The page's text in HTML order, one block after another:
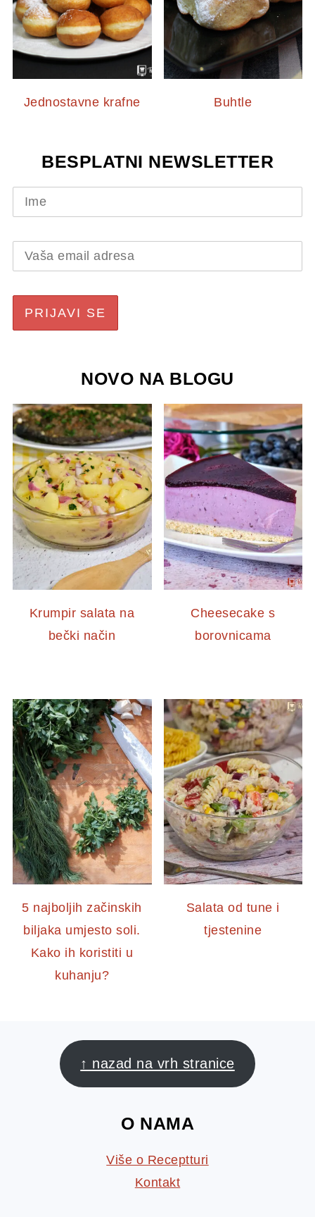
Jednostavne krafne Buhtle
BESPLATNI NEWSLETTER
NOVO NA BLOGU
Krumpir salata na
bečki način
Cheesecake s
borovnicama
5 najboljih začinskih
biljaka umjesto soli.
Kako ih koristiti u
kuhanju?
Salata od tune i
tjestenine
FOOTER
↑ nazad na vrh stranice
O NAMA
Više o Receptturi
Kontakt